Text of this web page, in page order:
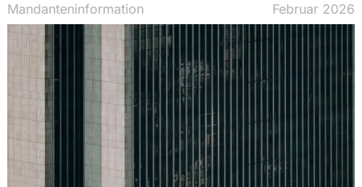
Mandanteninformation Februar 2026